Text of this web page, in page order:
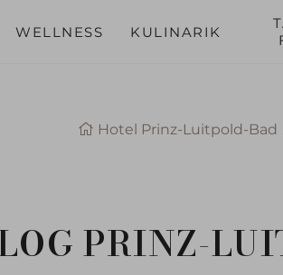
WELLNESS KULINARIK
Hotel Prinz-Luitpold-Bad
PRINZ-